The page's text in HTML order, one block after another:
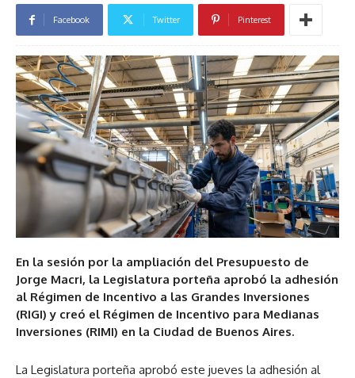
Facebook Twitter Pinterest
En la sesión por la ampliación del Presupuesto de
Jorge Macri, la Legislatura porteña aprobó la adhesión
al Régimen de Incentivo a las Grandes Inversiones
(RIGI) y creó el Régimen de Incentivo para Medianas
Inversiones (RIMI) en la Ciudad de Buenos Aires.
La Legislatura porteña aprobó este jueves la adhesión al